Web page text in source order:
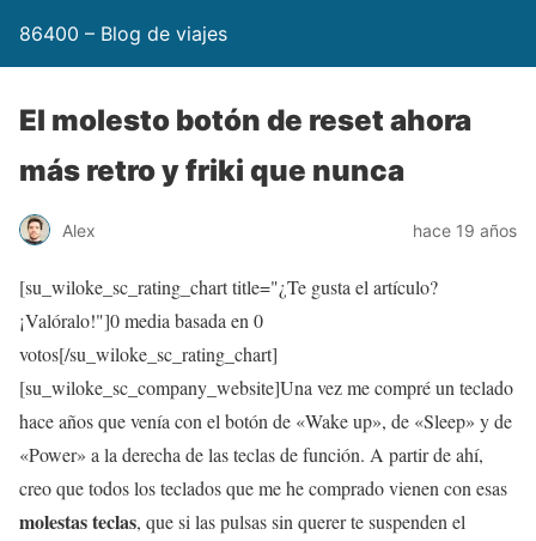
86400 – Blog de viajes
El molesto botón de reset ahora
más retro y friki que nunca
Alex hace 19 años
[su_wiloke_sc_rating_chart title="¿Te gusta el artículo?
¡Valóralo!"]0media basada en 0
votos[/su_wiloke_sc_rating_chart]
[su_wiloke_sc_company_website]Una vez me compré un teclado
hace años que venía con el botón de «Wake up», de «Sleep» y de
«Power» a la derecha de las teclas de función. A partir de ahí,
creo que todos los teclados que me he comprado vienen con esas
molestas teclas, que si las pulsas sin querer te suspenden el